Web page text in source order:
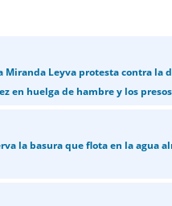
Miranda Leyva protesta contra la
en huelga de hambre y los
la basura que flota en la agua